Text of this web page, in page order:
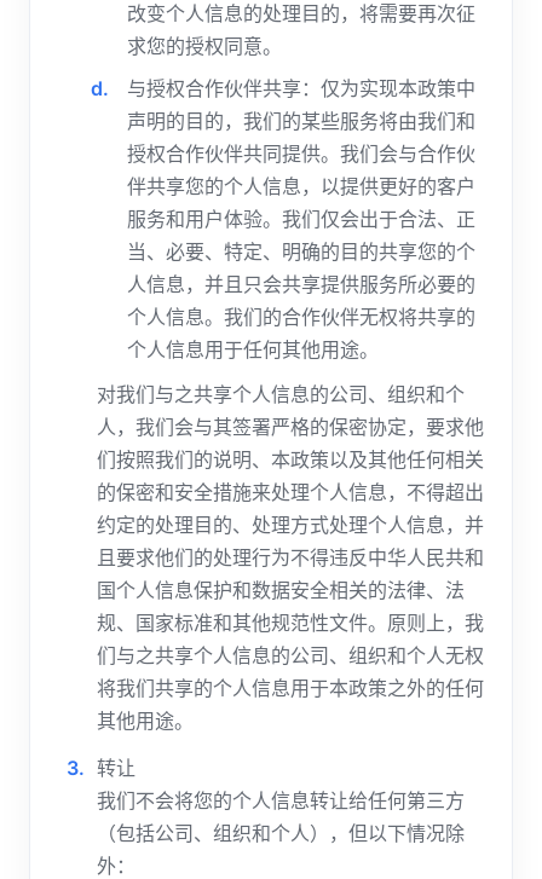
改变个人信息的处理目的，将需要再次征
求您的授权同意。
与授权合作伙伴共享：仅为实现本政策中
声明的目的，我们的某些服务将由我们和
授权合作伙伴共同提供。我们会与合作伙
伴共享您的个人信息，以提供更好的客户
服务和用户体验。我们仅会出于合法、正
当、必要、特定、明确的目的共享您的个
人信息，并且只会共享提供服务所必要的
个人信息。我们的合作伙伴无权将共享的
个人信息用于任何其他用途。
对我们与之共享个人信息的公司、组织和个
人，我们会与其签署严格的保密协定，要求他
们按照我们的说明、本政策以及其他任何相关
的保密和安全措施来处理个人信息，不得超出
约定的处理目的、处理方式处理个人信息，并
且要求他们的处理行为不得违反中华人民共和
国个人信息保护和数据安全相关的法律、法
规、国家标准和其他规范性文件。原则上，我
们与之共享个人信息的公司、组织和个人无权
将我们共享的个人信息用于本政策之外的任何
其他用途。
转让
我们不会将您的个人信息转让给任何第三方
（包括公司、组织和个人），但以下情况除
外：